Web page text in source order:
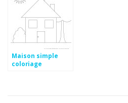
Maison simple
coloriage